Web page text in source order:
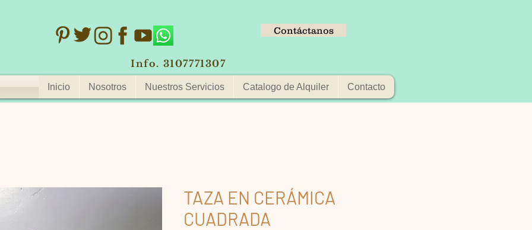
Contáctanos
Info. 3107771307
Inicio Nosotros Nuestros Servicios Catalogo de Alquiler Contacto
TAZA EN CERÁMICA
CUADRADA